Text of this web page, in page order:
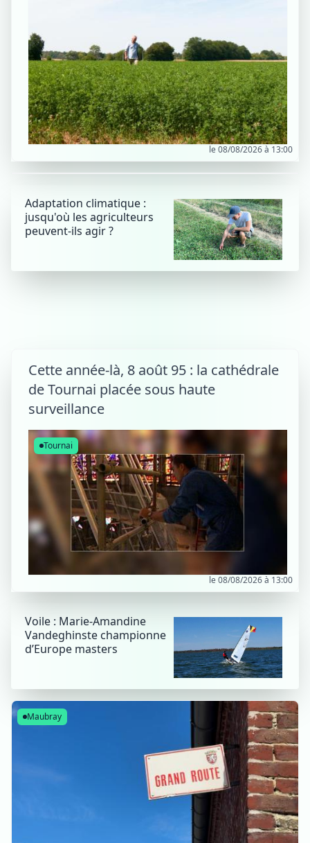
le 08/08/2026 à 13:00
Adaptation climatique :
jusqu'où les agriculteurs
peuvent-ils agir ?
Cette année-là, 8 août 95 : la cathédrale
de Tournai placée sous haute
surveillance
le 08/08/2026 à 13:00
Tournai
Voile : Marie-Amandine
Vandeghinste championne
d’Europe masters
Maubray